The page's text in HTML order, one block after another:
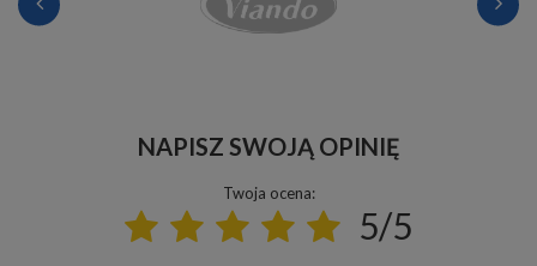
NAPISZ SWOJĄ OPINIĘ
Twoja ocena:
5/5